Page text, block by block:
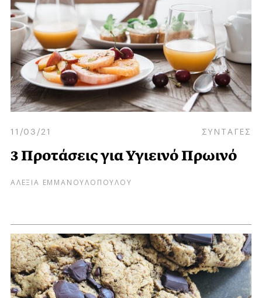
11/03/21 ΣΥΝΤΑΓΕΣ
3 Προτάσεις για Υγιεινό Πρωινό
ΑΛΕΞΙΑ ΕΜΜΑΝΟΥΛΟΠΟΥΛΟΥ